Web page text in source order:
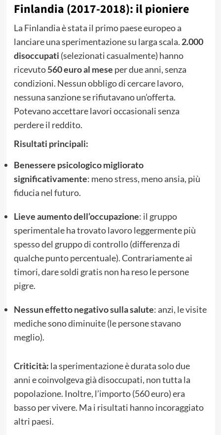
Finlandia (2017-2018): il pioniere
La Finlandia è stata il primo paese europeo a
lanciare una sperimentazione su larga scala. 2.000
disoccupati (selezionati casualmente) hanno
ricevuto560 euro al mese per due anni, senza
condizioni. Nessun obbligo di cercare lavoro,
nessuna sanzione se rifiutavano un’offerta.
Potevano accettare lavori occasionali senza
perdere il reddito.
Risultati principali:
Benessere psicologico migliorato
significativamente: meno stress, meno ansia, più
fiducia nel futuro.
Lieve aumento dell’occupazione: il gruppo
sperimentale ha trovato lavoro leggermente più
spesso del gruppo di controllo (differenza di
qualche punto percentuale). Contrariamente ai
timori, dare soldi gratis non ha reso le persone
pigre.
Nessun effetto negativo sulla salute: anzi, le visite
mediche sono diminuite (le persone stavano
meglio).
Criticità: la sperimentazione è durata solo due
anni e coinvolgeva già disoccupati, non tutta la
popolazione. Inoltre, l’importo (560 euro) era
basso per vivere. Ma i risultati hanno incoraggiato
altri paesi.